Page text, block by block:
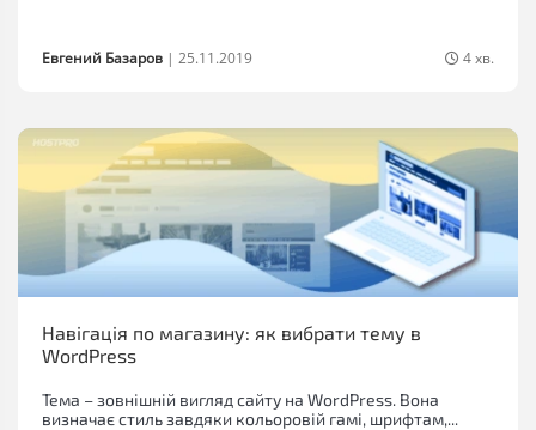
Евгений Базаров | 25.11.2019 4 хв.
Навігація по магазину: як вибрати тему в
WordPress
Тема – зовнішній вигляд сайту на WordPress. Вона
визначає стиль завдяки кольоровій гамі, шрифтам,...